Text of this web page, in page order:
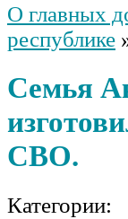
О главных
республике
Семья
СВО.
Категории: